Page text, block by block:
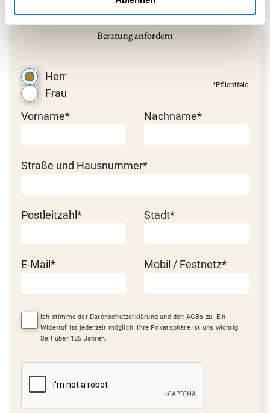
Beratung anfordern
Herr
Frau
*Pflichtfeld
Vorname* Nachname*
Straße und Hausnummer*
Postleitzahl* Stadt*
E-Mail* Mobil / Festnetz*
Ich stimme der Datenschutzerklärung und den AGBs zu. Ein
Widerruf ist jederzeit möglich. Ihre Privatsphäre ist uns wichtig.
Seit über 125 Jahren.